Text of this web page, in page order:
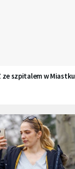
ze szpitalem w Miastku